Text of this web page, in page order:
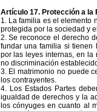
Artículo 17. Protección a la
1. La familia es el elemento
protegida por la sociedad y
2. Se reconoce el derecho
fundar una familia si
por las leyes internas, en
no discriminación
3. El matrimonio no puede
los contrayentes.
4. Los Estados Partes
igualdad de derechos y la
los cónyuges en cuanto al